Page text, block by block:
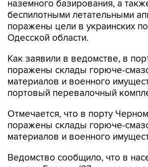
наземного базирования, а
беспилотными летательными
поражены цели в украинских
Одесской области.
Как заявили в ведомстве, в
поражены склады горюче-
материалов и военного
портовый перевалочный
Отмечается, что в порту
поражены склады горюче-
материалов и военного
Ведомство сообщило, что в